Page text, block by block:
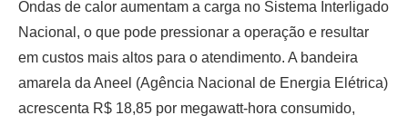
Ondas de calor aumentam a carga no Sistema Interligado
Nacional, o que pode pressionar a operação e resultar
em custos mais altos para o atendimento. A bandeira
amarela da Aneel (Agência Nacional de Energia Elétrica)
acrescenta R$ 18,85 por megawatt-hora consumido,